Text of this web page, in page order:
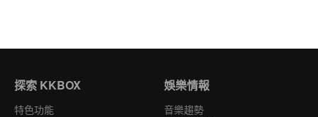
探索 KKBOX
特色功能
娛樂情報
音樂趨勢